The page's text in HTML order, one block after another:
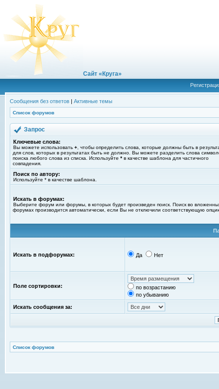
Сайт «Круга»
Сообщения без ответов | Активные темы
Список форумов
Запрос
Ключевые слова:
Вы можете использовать + , чтобы определить слова, которые должны быть в
для слов, которых в результатах быть не должно. Вы можете разделить слова
поиска любого слова из списка. Используйте * в качестве шаблона для частичного
совпадения.
Поиск по автору:
Используйте * в качестве шаблона.
Искать в форумах:
Выберите форум или форумы, в которых будет произведен поиск. Поиск во
форумах производится автоматически, если Вы не отключили соответствующую
Искать в подфорумах: Да Нет
Поле сортировки:
по возрастанию
по убыванию
Искать сообщения за:
Список форумов